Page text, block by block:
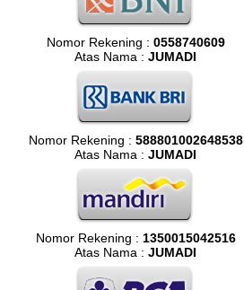
Nomor Rekening : 0558740609
Atas Nama : JUMADI
Nomor Rekening : 588801002648538
Atas Nama : JUMADI
Nomor Rekening : 1350015042516
Atas Nama : JUMADI